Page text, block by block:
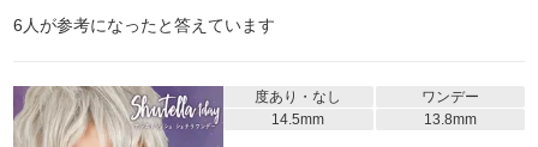
6 人が参考になったと答えています
度あり・なし
ワンデー
14.5mm
13.8mm